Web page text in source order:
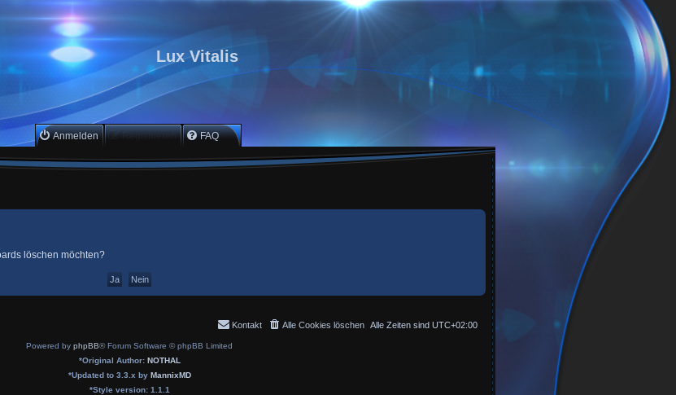
Lux Vitalis
Anmelden Registrieren FAQ
löschen möchten?
Alle Zeiten sind UTC+02:00
Alle Cookies löschen
Kontakt
Powered by phpBB® Forum Software © phpBB Limited
*Original Author: NOTHAL
*Updated to 3.3.x by MannixMD
*Style version: 1.1.1